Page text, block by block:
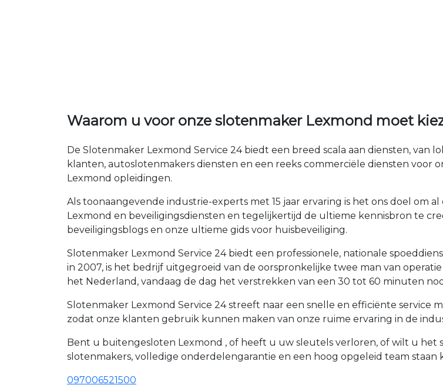
Waarom u voor onze slotenmaker Lexmond moet
De Slotenmaker Lexmond Service 24 biedt een breed scala aan diensten, van
klanten, autoslotenmakers diensten en een reeks commerciële diensten voor
Lexmond opleidingen.
Als toonaangevende industrie-experts met 15 jaar ervaring is het ons doel om
Lexmond en beveiligingsdiensten en tegelijkertijd de ultieme kennisbron te
beveiligingsblogs en onze ultieme gids voor huisbeveiliging.
Slotenmaker Lexmond Service 24 biedt een professionele, nationale
in 2007, is het bedrijf uitgegroeid van de oorspronkelijke twee man van
het Nederland, vandaag de dag het verstrekken van een 30 tot 60 minuten
Slotenmaker Lexmond Service 24 streeft naar een snelle en efficiënte
zodat onze klanten gebruik kunnen maken van onze ruime ervaring in de
Bent u buitengesloten Lexmond , of heeft u uw sleutels verloren, of wilt u het
slotenmakers, volledige onderdelengarantie en een hoog opgeleid team
097006521500